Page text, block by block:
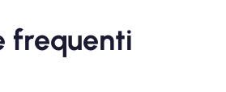
frequenti